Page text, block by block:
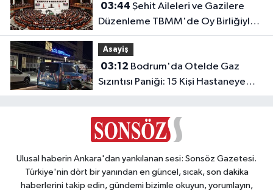
03:44
Düzenleme TBMM'de Oy Birliğiyle
Kabul Edildi
Asayiş
03:12
Sızıntısı Paniği: 15 Kişi Hastaneye
Kaldırıldı
Ulusal haberin Ankara'dan yankılanan sesi: Sonsöz Gazetesi.
Türkiye'nin dört bir yanından en güncel, sıcak, son dakika
haberlerini takip edin, gündemi bizimle okuyun, yorumlayın,